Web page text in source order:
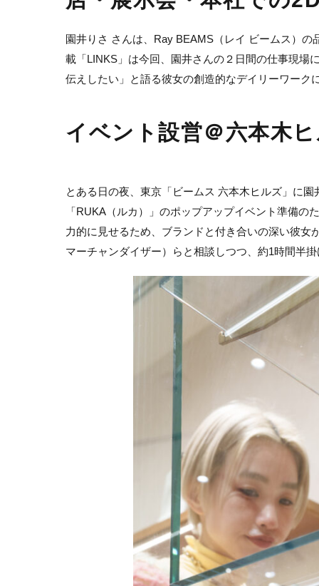
園井りさ さんは、Ray BEAMS（レイ ビームス）
載「LINKS」は今回、園井さんの２日間の仕事現場
伝えしたい」と語る彼女の創造的なデイリーワーク
イベント設営＠六本木
とある日の夜、東京「ビームス 六本木ヒルズ」に
「RUKA（ルカ）」のポップアップイベント準備
力的に見せるため、ブランドと付き合いの深い彼
マーチャンダイザー）らと相談しつつ、約1時間半